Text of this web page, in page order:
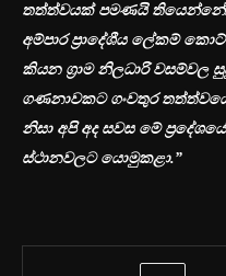
තත්ත්වයක් පමණයි තියෙන්නේ.
අම්පාර ප්‍රාදේශීය ලේකම්
කියන ග්‍රාම නිලධාරි වසම්වල
ගණනාවකට ගංවතුර
නිසා අපි අද සවස මේ
ස්ථානවලට යොමුකළා.”